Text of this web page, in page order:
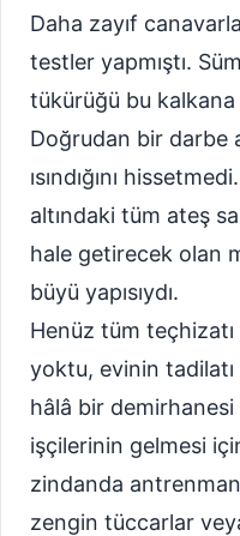
Daha zayıf
testler yapmıştı.
tükürüğü bu kalkana
Doğrudan bir darbe
ısındığını
altındaki tüm ateş
hale getirecek olan
büyü yapısıydı.
Henüz tüm teçhizatı
yoktu, evinin tadilatı
hâlâ bir demirhanesi
işçilerinin gelmesi
zindanda
zengin tüccarlar